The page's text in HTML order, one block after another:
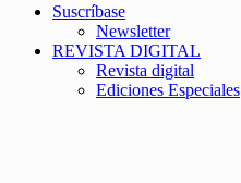
Suscríbase
Newsletter
REVISTA DIGITAL
Revista digital
Ediciones Especiales